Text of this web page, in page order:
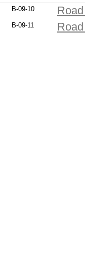
связи
финансовые
и
B-09-10
B-09-11